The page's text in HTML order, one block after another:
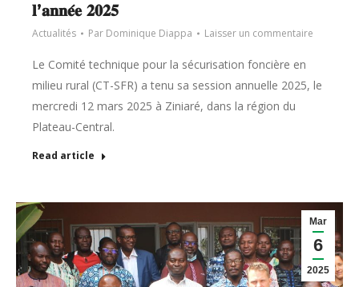
𝐥’𝐚𝐧𝐧𝐞́𝐞 𝟐𝟎𝟐𝟓
Actualités Par Dominique Diappa Laisser un commentaire
Le Comité technique pour la sécurisation foncière en
milieu rural (CT-SFR) a tenu sa session annuelle 2025, le
mercredi 12 mars 2025 à Ziniaré, dans la région du
Plateau-Central.
Read article
Mar
6
2025